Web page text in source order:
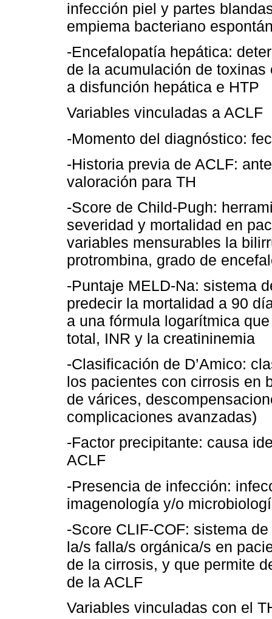
infección piel y partes
empiema bacteriano
-Encefalopatía hepática:
de la acumulación de
a disfunción hepática e HTP
Variables vinculadas a ACLF
-Momento del diagnóstico:
-Historia previa de ACLF:
valoración para TH
-Score de Child-Pugh:
severidad y mortalidad en
variables mensurables la
protrombina, grado de
-Puntaje MELD-Na: sistema
predecir la mortalidad a 90
a una fórmula logarítmica
total, INR y la creatininemia
-Clasificación de D’Amico:
los pacientes con cirrosis en
de várices,
complicaciones avanzadas)
-Factor precipitante: causa
ACLF
-Presencia de infección:
imagenología y/o
-Score CLIF-COF: sistema
la/s falla/s orgánica/s en
de la cirrosis, y que permite
de la ACLF
Variables vinculadas con el